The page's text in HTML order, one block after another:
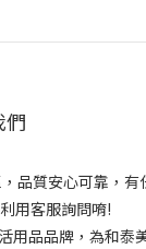
們
品質安心可靠，有
用客服詢問唷!
用品品牌，為和泰